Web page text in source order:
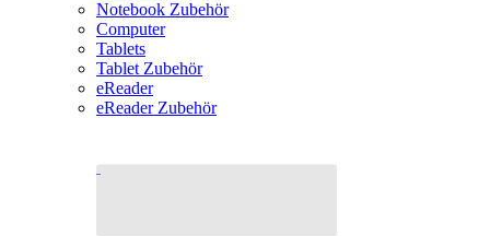
Notebook Zubehör
Computer
Tablets
Tablet Zubehör
eReader
eReader Zubehör